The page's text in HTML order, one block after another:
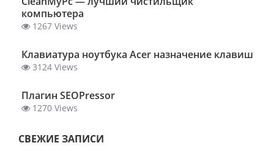
компьютера
1267 Views
Клавиатура ноутбука Acer назначение клавиш
3124 Views
Плагин SEOPressor
1270 Views
СВЕЖИЕ ЗАПИСИ